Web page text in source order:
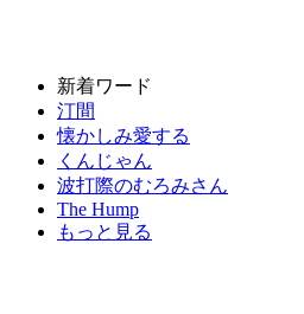
新着ワード
汀間
懐かしみ愛する
くんじゃん
波打際のむろみさん
The Hump
もっと見る